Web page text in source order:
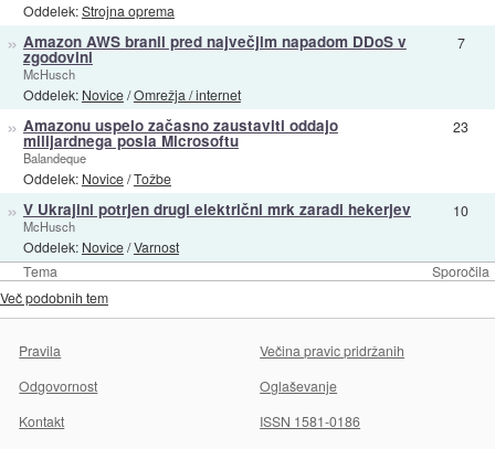
Tema Sporočila
Oddelek:Strojna oprema
» Amazon AWS branil pred največjim napadom DDoS v
zgodovini
McHusch
Oddelek: Novice/Omrežja / internet
7
» Amazonu uspelo začasno zaustaviti oddajo
milijardnega posla Microsoftu
Balandeque
Oddelek: Novice/Tožbe
23
» V Ukrajini potrjen drugi električni mrk zaradi hekerjev
McHusch
Oddelek: Novice/Varnost
10
Več podobnih tem
Pravila
Večina pravic pridržanih
Odgovornost
Oglaševanje
Kontakt
ISSN 1581-0186